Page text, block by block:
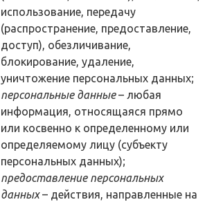
использование, передачу
(распространение, предоставление,
доступ), обезличивание,
блокирование, удаление,
уничтожение персональных данных;
персональные данные– любая
информация, относящаяся прямо
или косвенно к определенному или
определяемому лицу (субъекту
персональных данных);
предоставление персональных
данных– действия, направленные на